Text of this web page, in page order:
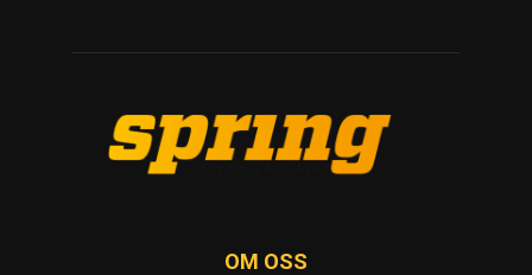
OM OSS